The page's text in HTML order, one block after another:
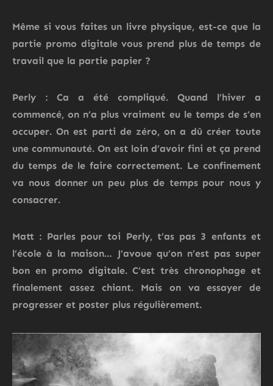
Même si vous faites un livre physique, est-ce que la
partie promo digitale vous prend plus de temps de
travail que la partie papier ?
Perly : Ca a été compliqué. Quand l’hiver a
commencé, on n’a plus vraiment eu le temps de s’en
occuper. On est parti de zéro, on a dû créer toute
une communauté. On est loin d’avoir fini et ça prend
du temps de le faire correctement. Le confinement
va nous donner un peu plus de temps pour nous y
consacrer.
Matt : Parles pour toi Perly, t’as pas 3 enfants et
l’école à la maison… J’avoue qu’on n’est pas super
bon en promo digitale. C’est très chronophage et
finalement assez chiant. Mais on va essayer de
progresser et poster plus régulièrement.